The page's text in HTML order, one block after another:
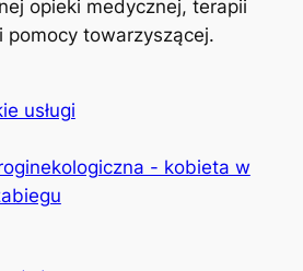
opieki medycznej, terapii
pomocy towarzyszącej.
usługi